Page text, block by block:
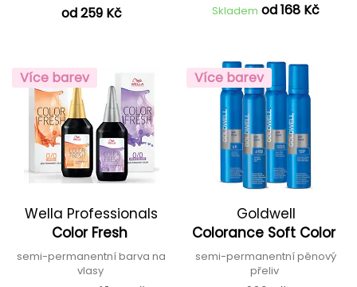
od 259 Kč
Skladem od 168 Kč
Více barev
Wella Professionals
Color Fresh
semi-permanentní barva na
vlasy
Více barev
Goldwell
Colorance Soft Color
semi-permanentní pěnový
přeliv